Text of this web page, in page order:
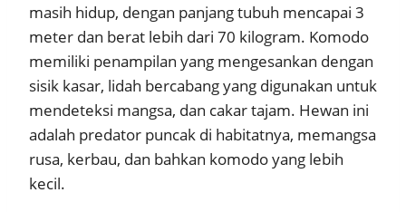
masih hidup, dengan panjang tubuh mencapai 3
meter dan berat lebih dari 70 kilogram. Komodo
memiliki penampilan yang mengesankan dengan
sisik kasar, lidah bercabang yang digunakan untuk
mendeteksi mangsa, dan cakar tajam. Hewan ini
adalah predator puncak di habitatnya, memangsa
rusa, kerbau, dan bahkan komodo yang lebih
kecil.